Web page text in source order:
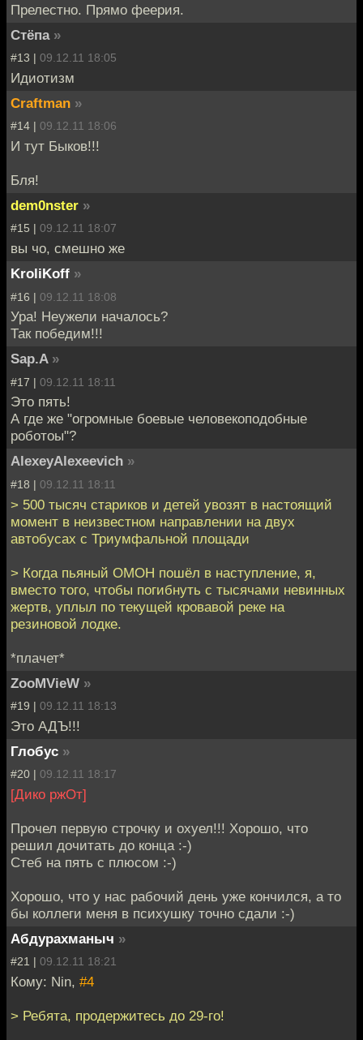
Прелестно. Прямо феерия.
Стёпа »
#13 | 09.12.11 18:05
Идиотизм
Craftman »
#14 | 09.12.11 18:06
И тут Быков!!!
Бля!
dem0nster »
#15 | 09.12.11 18:07
вы чо, смешно же
KroliKoff »
#16 | 09.12.11 18:08
Ура! Неужели началось?
Так победим!!!
Sap.A »
#17 | 09.12.11 18:11
Это пять!
А где же "огромные боевые человекоподобные
роботоы"?
AlexeyAlexeevich »
#18 | 09.12.11 18:11
> 500 тысяч стариков и детей увозят в настоящий
момент в неизвестном направлении на двух
автобусах с Триумфальной площади
> Когда пьяный ОМОН пошёл в наступление, я,
вместо того, чтобы погибнуть с тысячами невинных
жертв, уплыл по текущей кровавой реке на
резиновой лодке.
*плачет*
ZooMVieW »
#19 | 09.12.11 18:13
Это АДЪ!!!
Глобус »
#20 | 09.12.11 18:17
[Дико ржОт]
Прочел первую строчку и охуел!!! Хорошо, что
решил дочитать до конца :-)
Стеб на пять с плюсом :-)
Хорошо, что у нас рабочий день уже кончился, а то
бы коллеги меня в психушку точно сдали :-)
Абдурахманыч »
#21 | 09.12.11 18:21
Кому: Nin, #4
> Ребята, продержитесь до 29-го!